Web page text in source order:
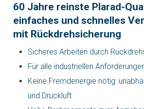
60 Jahre reinste Plarad-
einfaches und schnelles
mit Rückdrehsicherung
Sicheres Arbeiten durch
Für alle industriellen
Keine Fremdenergie nötig:
und Druckluft